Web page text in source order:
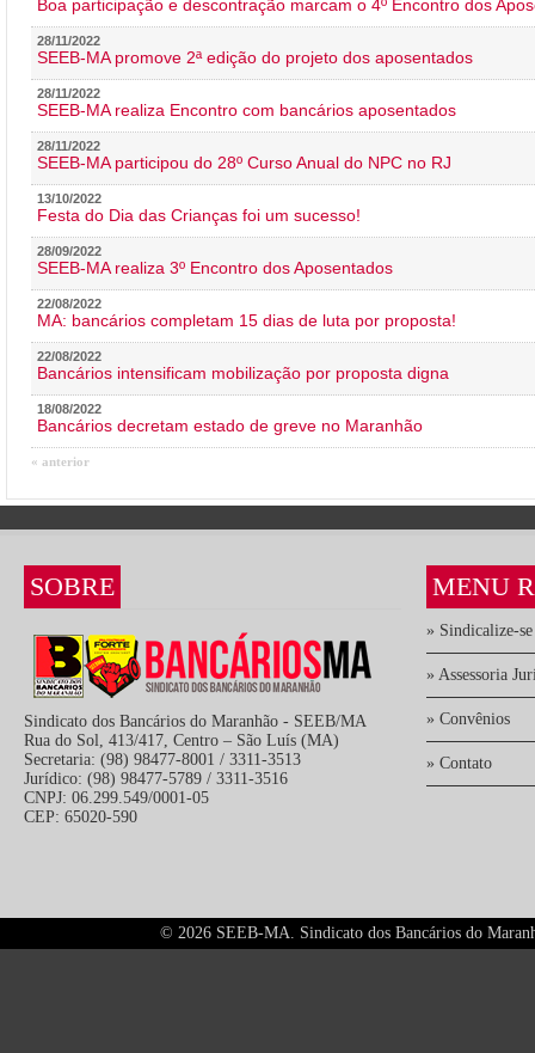
Boa participação e descontração marcam o 4º Encontro dos
28/11/2022
SEEB-MA promove 2ª edição do projeto dos aposentados
28/11/2022
SEEB-MA realiza Encontro com bancários aposentados
28/11/2022
SEEB-MA participou do 28º Curso Anual do NPC no RJ
13/10/2022
Festa do Dia das Crianças foi um sucesso!
28/09/2022
SEEB-MA realiza 3º Encontro dos Aposentados
22/08/2022
MA: bancários completam 15 dias de luta por proposta!
22/08/2022
Bancários intensificam mobilização por proposta digna
18/08/2022
Bancários decretam estado de greve no Maranhão
« anterior
SOBRE
Sindicato dos Bancários do Maranhão - SEEB/MA
Rua do Sol, 413/417, Centro – São Luís (MA)
Secretaria: (98) 98477-8001 / 3311-3513
Jurídico: (98) 98477-5789 / 3311-3516
CNPJ: 06.299.549/0001-05
CEP: 65020-590
MENU
» Sindicalize-se
» Assessoria
» Convênios
» Contato
© 2026 SEEB-MA. Sindicato dos Bancários do